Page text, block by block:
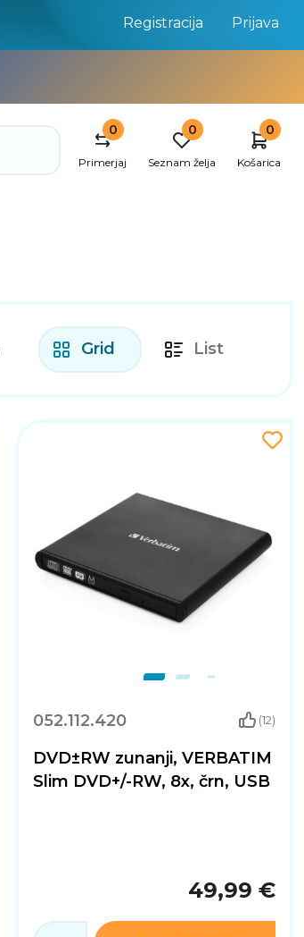
Registracija Prijava
0
Primerjaj
0
Seznam želja
0
Košarica
Grid List
052.112.420 (12)
DVD±RW zunanji, VERBATIM
Slim DVD+/-RW, 8x, črn, USB
49,99 €